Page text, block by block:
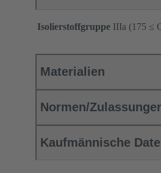
Isolierstoffgruppe IIIa (175 ≤
Materialien
Normen/
Kaufmännische